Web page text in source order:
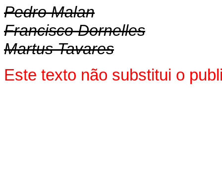
Pedro Malan
Francisco Dornelles
Martus Tavares
Este texto não substitui o